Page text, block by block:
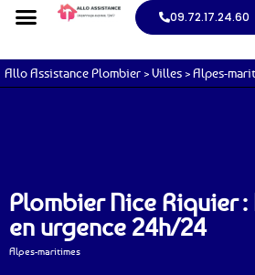
09.72.17.24.60
Allo Assistance Plombier >Villes >Alpes-
Plombier Nice Riquier
en urgence 24h/24
Alpes-maritimes